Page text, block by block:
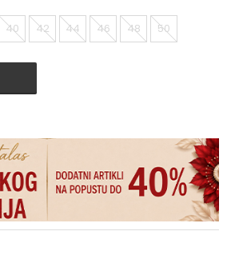
40 42 44 46 48 50